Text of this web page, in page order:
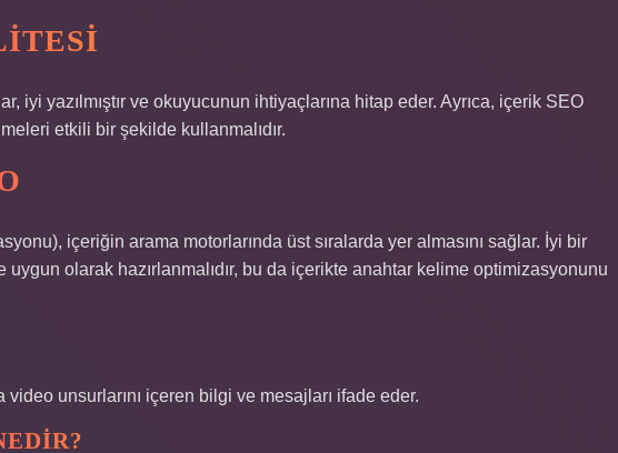
iyi yazılmıştır ve okuyucunun ihtiyaçlarına hitap eder. Ayrıca, içerik SEO
etkili bir şekilde kullanmalıdır.
içeriğin arama motorlarında üst sıralarda yer almasını sağlar. İyi bir
olarak hazırlanmalıdır, bu da içerikte anahtar kelime optimizasyonunu
unsurlarını içeren bilgi ve mesajları ifade eder.